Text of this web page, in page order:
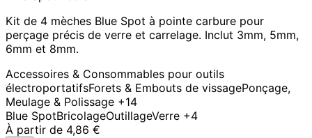
Kit de 4 mèches Blue Spot à pointe carbure pour
perçage précis de verre et carrelage. Inclut 3mm, 5mm,
6mm et 8mm.
Accessoires & Consommables pour outils
électroportatifsForets & Embouts de vissagePonçage,
Meulage & Polissage +14
Blue SpotBricolageOutillageVerre +4
À partir de 4,86 €